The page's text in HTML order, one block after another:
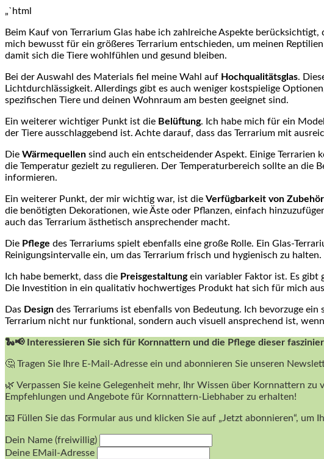
„`html
Beim Kauf von Terrarium Glas habe ich zahlreiche Aspekte
mich⁤ bewusst für ein⁢ größeres Terrarium entschieden, um meinen
damit sich die⁢ Tiere wohlfühlen und gesund bleiben.
Bei‍ der Auswahl des Materials fiel meine Wahl ⁤auf Hochqualitätsglas.
Lichtdurchlässigkeit. Allerdings gibt es auch weniger kostspielige
spezifischen ⁤Tiere und ‍deinen Wohnraum am⁣ besten geeignet sind.
Ein⁣ weiterer wichtiger Punkt ist die Belüftung. Ich habe mich für ein
der Tiere ausschlaggebend ist. Achte​ darauf, dass ⁢das Terrarium mit
Die Wärmequellen sind auch ⁣ein entscheidender Aspekt. Einige‍
die Temperatur ‌gezielt zu regulieren. Der Temperaturbereich sollte an
informieren.
Ein weiterer Punkt, der mir wichtig war, ​ist⁣ die Verfügbarkeit von Zubehör
die benötigten Dekorationen,⁣ wie‌ Äste oder Pflanzen, einfach
auch das Terrarium ästhetisch⁤ ansprechender macht.
Die Pflege des Terrariums‌ spielt ebenfalls eine ⁣große Rolle. Ein Glas-
Reinigungsintervalle ‌ein,​ um das Terrarium frisch und hygienisch ⁣zu
Ich⁤ habe bemerkt, dass die Preisgestaltung⁣ein variabler‍ Faktor ist. Es gibt
⁤Die Investition in ein qualitativ hochwertiges Produkt ⁣hat sich für mich
Das⁣ Design des ‌Terrariums‌ ist ebenfalls von Bedeutung. Ich bevorzuge
Terrarium nicht ⁤nur funktional,⁢ sondern auch visuell ansprechend ist,
🐍📢 Interessieren Sie sich für Kornnattern und die Pflege dieser
🤔 Tragen Sie Ihre E-Mail-Adresse ein und abonnieren Sie unseren
🌿 Verpassen Sie keine Gelegenheit mehr, Ihr Wissen über Kornnattern
Empfehlungen und Angebote für Kornnattern-Liebhaber zu erhalten!
📧 Füllen Sie das Formular aus und klicken Sie auf „Jetzt abonnieren“,
Dein Name (freiwillig)
Deine EMail-Adresse